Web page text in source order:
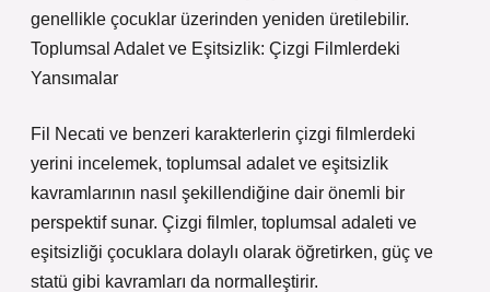
genellikle çocuklar üzerinden yeniden üretilebilir.
Toplumsal Adalet ve Eşitsizlik: Çizgi Filmlerdeki
Yansımalar
Fil Necati ve benzeri karakterlerin çizgi filmlerdeki
yerini incelemek, toplumsal adalet ve eşitsizlik
kavramlarının nasıl şekillendiğine dair önemli bir
perspektif sunar. Çizgi filmler, toplumsal adaleti ve
eşitsizliği çocuklara dolaylı olarak öğretirken, güç ve
statü gibi kavramları da normalleştirir.